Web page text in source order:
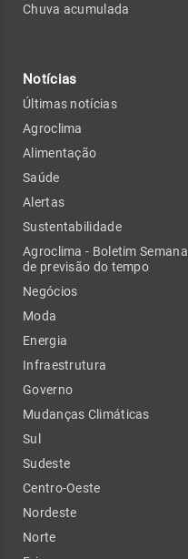
Chuva acumulada
Notícias
Últimas notícias
Agroclima
Alimentação
Saúde
Alertas
Sustentabilidade
Agroclima - Boletim Semanal
de previsão do tempo
Negócios
Moda
Energia
Infraestrutura
Governo
Mudanças Climáticas
Sul
Sudeste
Centro-Oeste
Nordeste
Norte